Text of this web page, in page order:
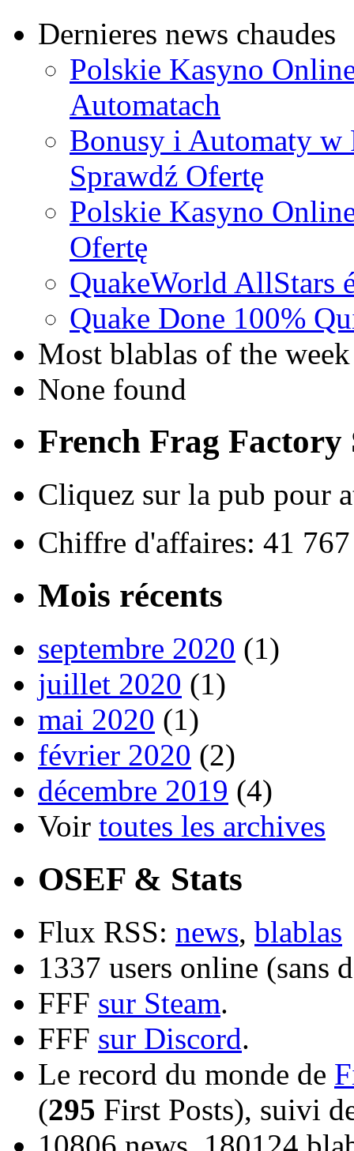
Dernieres news chaudes
Polskie Kasyno
Automatach
Bonusy i Automaty w
Sprawdź Ofertę
Polskie Kasyno
Ofertę
QuakeWorld AllStars
Quake Done 100%
Most blablas of the week
None found
French Frag Factory
Cliquez sur la pub pour
Chiffre d'affaires: 41
Mois récents
septembre 2020 (1)
juillet 2020 (1)
mai 2020 (1)
février 2020 (2)
décembre 2019 (4)
Voir toutes les archives
OSEF & Stats
Flux RSS: news, blablas
1337 users online (sans
FFF sur Steam.
FFF sur Discord.
Le record du monde de
(295 First Posts), suivi